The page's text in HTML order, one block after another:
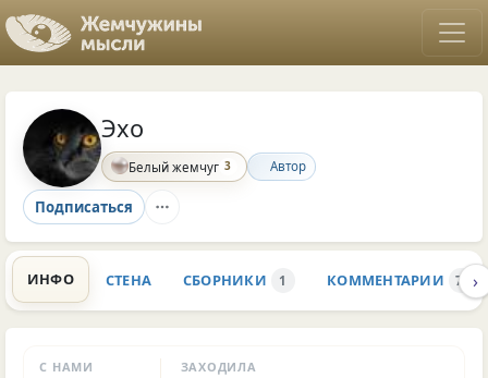
Эхо
Белый жемчуг 3 Автор
Подписаться
ИНФО СТЕНА СБОРНИКИ 1 КОММЕНТАРИИ 73 ›
С НАМИ ЗАХОДИЛА